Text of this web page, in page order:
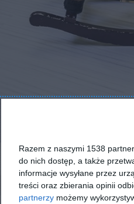
Razem z naszymi 1538
do nich dostęp, a także
informacje wysyłane przez
treści oraz zbierania opinii
partnerzy możemy